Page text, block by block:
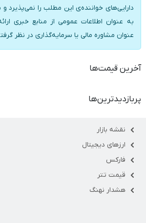
دارایی‌های خواننده‌ی این مطلب را نمی‌پذیرد و
به عنوان اطلاعات عمومی از منابع خبری
عنوان مشاوره مالی یا سرمایه‌گذاری در نظر
آخرین قیمت‌ها
پربازدیدترین‌ها
نقشه بازار
ارزهای دیجیتال
فارکس
قیمت تتر
هشدار نهنگ